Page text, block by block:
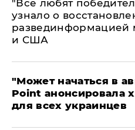
​"Все любят
узнало о
развединформацией
и США
"Может начаться в
Point анонсировала
для всех украинцев